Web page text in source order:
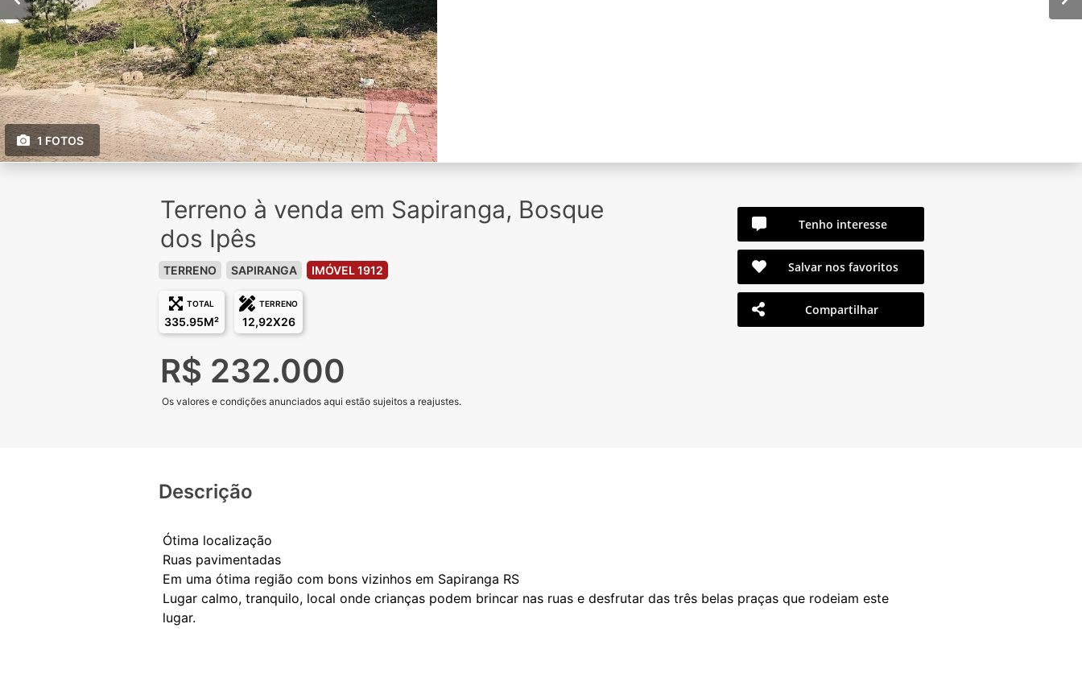
1 FOTOS
Terreno à venda em Sapiranga, Bosque
dos Ipês
TERRENO SAPIRANGA IMÓVEL 1912
TOTAL
335.95M²
TERRENO
12,92X26
R$ 232.000
Os valores e condições anunciados aqui estão sujeitos a reajustes.
Tenho interesse
Salvar nos favoritos
Compartilhar
Descrição
Ótima localização
Ruas pavimentadas
Em uma ótima região com bons vizinhos em Sapiranga RS
Lugar calmo, tranquilo, local onde crianças podem brincar nas ruas e desfrutar das três belas praças que rodeiam este